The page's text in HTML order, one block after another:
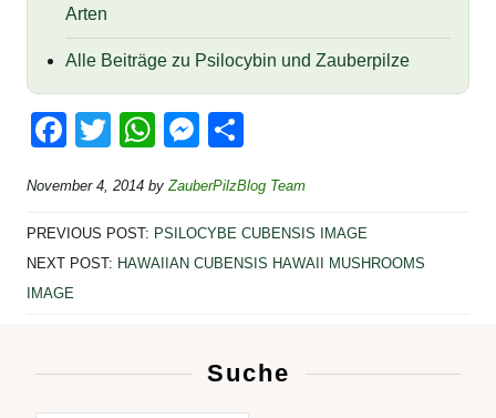
Arten
Alle Beiträge zu Psilocybin und Zauberpilze
F
c
e
b
o
k
T
tt
er
W
at
s
A
M
ss
e
n
e
n
November 4, 2014 by ZauberPilzBlog Team
PREVIOUS POST: PSILOCYBE CUBENSIS IMAGE
NEXT POST: HAWAIIAN CUBENSIS HAWAII MUSHROOMS
IMAGE
Suche